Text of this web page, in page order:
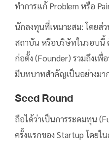
ทำการแก้ Problem หรือ
นักลงทุนที่เหมาะสม: โดยส่
สถาบัน หรือบริษัทในรอบนี้
ก่อตั้ง (Founder) รวมถึงเ
มีบทบาทสำคัญเป็นอย่างมา
Seed Round
ถือได้ว่าเป็นการระดมทุน
ครั้งแรกของ Startup โดยใ